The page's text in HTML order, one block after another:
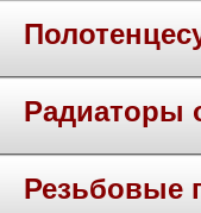
Радиаторы
Резьбовые